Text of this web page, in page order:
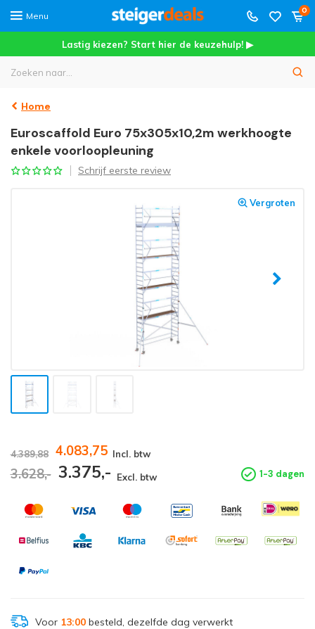
Menu
0
Lastig kiezen? Start hier de keuzehulp! ▶
Home
Euroscaffold Euro 75x305x10,2m werkhoogte
enkele voorloopleuning
Schrijf eerste review
Vergroten
4.389,88 4.083,75 Incl. btw
3.628,- 3.375,- Excl. btw 1-3 dagen
Voor 13:00besteld, dezelfde dag verwerkt